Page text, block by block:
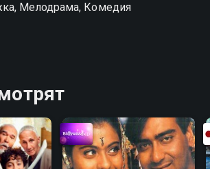
Мелодрама, Комедия